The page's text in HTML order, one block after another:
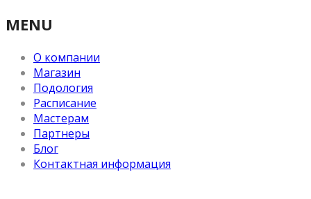
MENU
О компании
Магазин
Подология
Расписание
Мастерам
Партнеры
Блог
Контактная информация